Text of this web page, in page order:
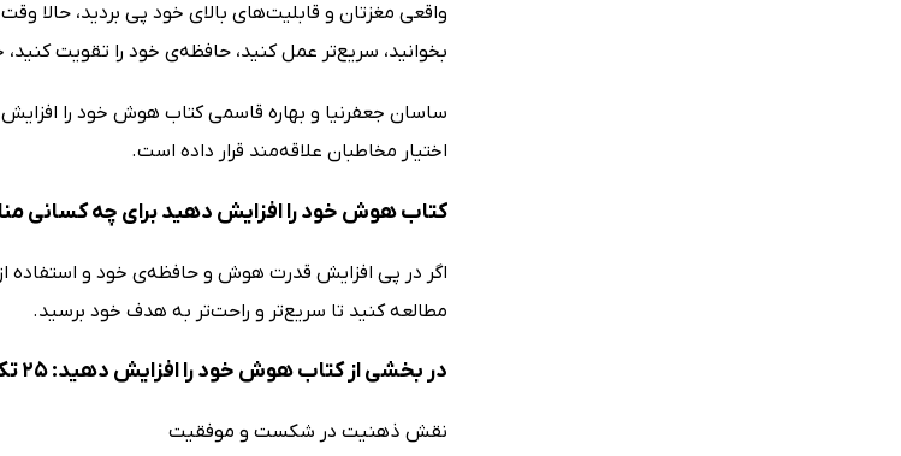
واقعی مغزتان و قابلیت‌های بالای خود پی بردید،
بخوانید، سریع‌تر عمل کنید، حافظه‌ی خود را تقویت
ساسان جعفرنیا و بهاره قاسمی کتاب هوش خود را افزایش
اختیار مخاطبان علاقه‌مند قرار داده است.
کتاب هوش خود را افزایش دهید برای چه کسانی
اگر در پی افزایش قدرت هوش و حافظه‌ی خود و استفاده
مطالعه کنید تا سریع‌تر و راحت‌تر به هدف خود برسید.
در بخشی از کتاب هوش خود را افزایش دهید: 25 تکنیک کاربردی برای تقویت سریع هوش می‌خوانیم
نقش ذهنیت در شکست و موفقیت